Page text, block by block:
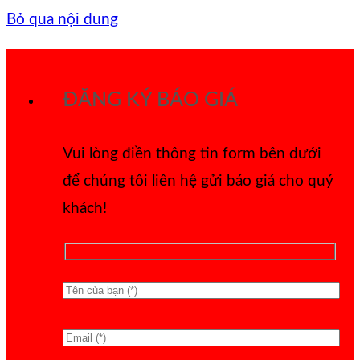
Bỏ qua nội dung
ĐĂNG KÝ BÁO GIÁ
Vui lòng điền thông tin form bên dưới
để chúng tôi liên hệ gửi báo giá cho quý
khách!